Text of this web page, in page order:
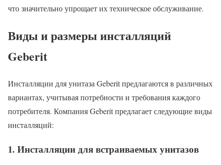
что значительно упрощает их техническое обслуживание.
Виды и размеры инсталляций
Geberit
Инсталляции для унитаза Geberit предлагаются в различных
вариантах, учитывая потребности и требования каждого
потребителя. Компания Geberit предлагает следующие виды
инсталляций:
1. Инсталляции для встраиваемых унитазов